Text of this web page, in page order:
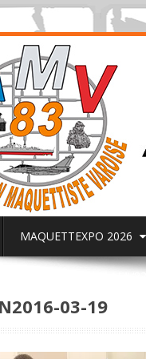
MAQUETTEXPO 2026
03-19